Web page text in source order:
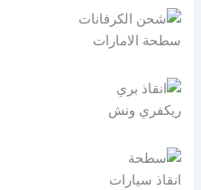
سطحة الامارات
ريكفري ونش
انقاذ سيارات